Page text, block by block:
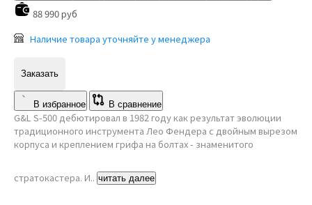
88 990 руб
Наличие товара уточняйте у менеджера
Заказать
В избранное В сравнение
G&L S-500 дебютировал в 1982 году как результат эволюции
традиционного инструмента Лео Фендера с двойным вырезом
корпуса и креплением грифа на болтах - знаменитого
стратокастера. И.. читать далее